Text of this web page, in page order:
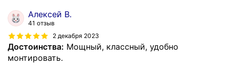
Алексей В.
41 отзыв
2 декабря 2023
Достоинства: Мощный, классный, удобно
монтировать.